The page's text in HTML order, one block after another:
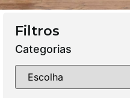
Filtros
Categorias